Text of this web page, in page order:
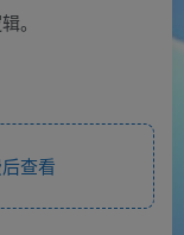
。
查看